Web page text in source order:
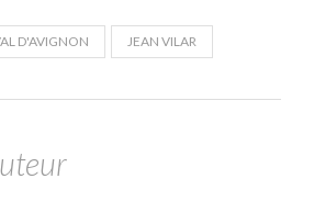
D'AVIGNON JEAN VILAR